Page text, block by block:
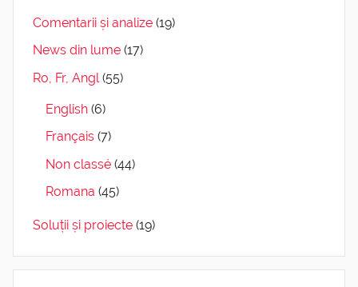
Comentarii și analize (19)
News din lume (17)
Ro, Fr, Angl (55)
English (6)
Français (7)
Non classé (44)
Romana (45)
Soluții și proiecte (19)